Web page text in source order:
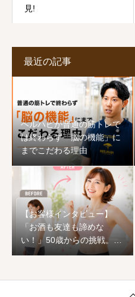
見!
最近の記事
ヘルハピが普通の筋トレで
は終わらず「脳の機能」に
までこだわる理由
【お客様インタビュー】
「お酒も友達も諦めな
い！」50歳からの挑戦。1
ヶ月でワンサイズ下の服が
まれ変わった恵子様のスト